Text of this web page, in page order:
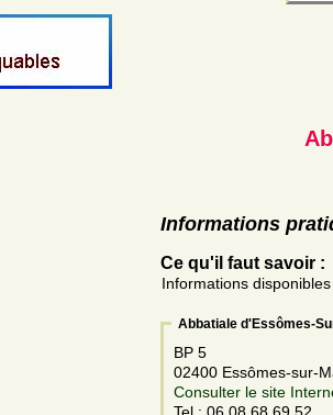
Informations
Ce qu'il faut savoir :
Informations
Abbatiale d'Essômes-
BP 5
02400 Essômes-sur-
Consulter le site